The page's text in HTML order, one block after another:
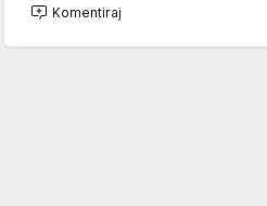
Komentiraj